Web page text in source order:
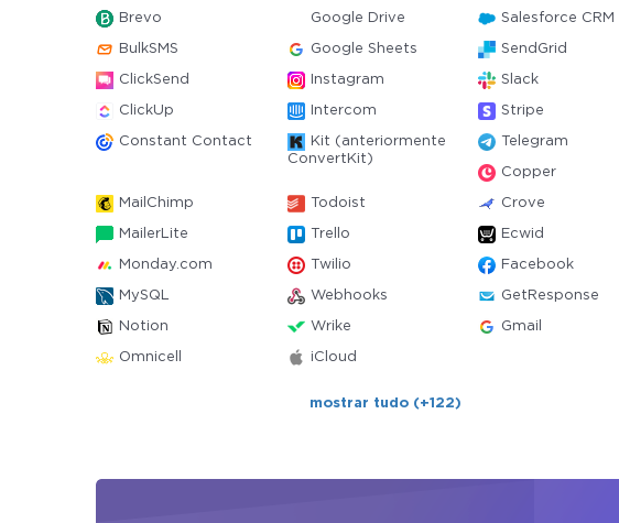
Brevo Google Drive Salesforce CRM
BulkSMS Google Sheets SendGrid
ClickSend Instagram Slack
ClickUp Intercom Stripe
Constant Contact
Kit (anteriormente
ConvertKit)
Telegram
Copper
MailChimp Todoist Crove
MailerLite Trello Ecwid
Monday.com Twilio Facebook
MySQL Webhooks GetResponse
Notion Wrike Gmail
Omnicell iCloud
mostrar tudo (+122)